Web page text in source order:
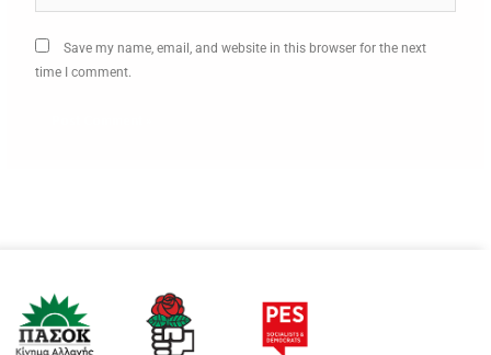
Save my name, email, and website in this browser for the next
time I comment.